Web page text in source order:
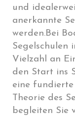
und
anerkannte
werden.Bei
Segelschulen
Vielzahl an
den Start ins
eine
Theorie des
begleiten Sie